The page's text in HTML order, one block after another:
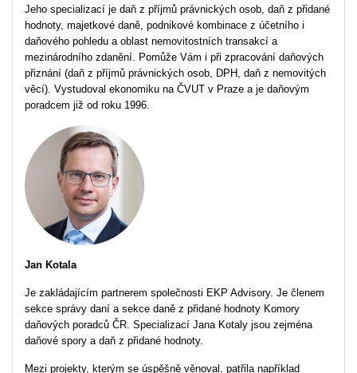
Jeho specializací je daň z příjmů právnických osob, daň z přidané
hodnoty, majetkové daně, podnikové kombinace z účetního i
daňového pohledu a oblast nemovitostních transakcí a
mezinárodního zdanění. Pomůže Vám i při zpracování daňových
přiznání (daň z příjmů právnických osob, DPH, daň z nemovitých
věcí). Vystudoval ekonomiku na ČVUT v Praze a je daňovým
poradcem již od roku 1996.
Jan Kotala
Je zakládajícím partnerem společnosti EKP Advisory. Je členem
sekce správy daní a sekce daně z přidané hodnoty Komory
daňových poradců ČR. Specializací Jana Kotaly jsou zejména
daňové spory a daň z přidané hodnoty.
Mezi projekty, kterým se úspěšně věnoval, patřila například